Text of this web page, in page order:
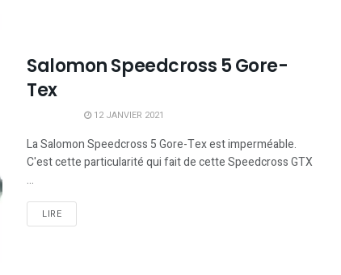
Salomon Speedcross 5 Gore-
Tex
12 JANVIER 2021
La Salomon Speedcross 5 Gore-Tex est imperméable.
C'est cette particularité qui fait de cette Speedcross GTX
...
LIRE